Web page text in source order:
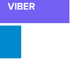
VIBER